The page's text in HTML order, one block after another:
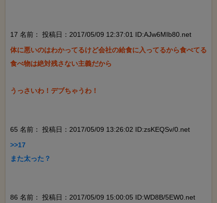
17 名前：
投稿日：2017/05/09 12:37:01 ID:AJw6MIb80.net
体に悪いのはわかってるけど会社の給食に入ってるから食べてる
食べ物は絶対残さない主義だから
うっさいわ！デブちゃうわ！
65 名前：
投稿日：2017/05/09 13:26:02 ID:zsKEQSv/0.net
>>17
また太った？
86 名前：
投稿日：2017/05/09 15:00:05 ID:WD8B/5EW0.net